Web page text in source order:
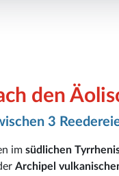
den
3
im südlichen
Archipel